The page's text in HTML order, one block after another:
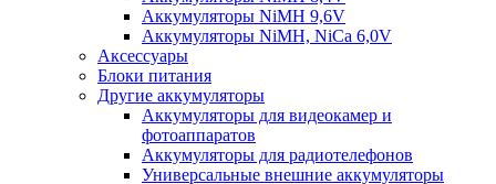
Аккумуляторы NiMH 9,6V
Аккумуляторы NiMH, NiCa 6,0V
Аксессуары
Блоки питания
Другие аккумуляторы
Аккумуляторы для видеокамер и
фотоаппаратов
Аккумуляторы для радиотелефонов
Универсальные внешние аккумуляторы